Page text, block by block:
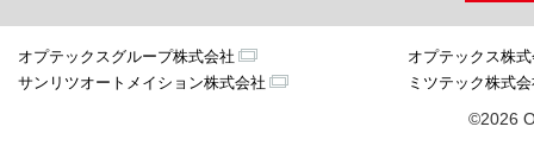
オプテックスグループ株式会社
オプテックス株
サンリツオートメイション株式会社
ミツテック株式
©2026